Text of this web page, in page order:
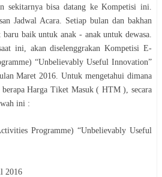
sekitarnya bisa datang keKompetisi ini.
Jadwal Acara. Setiap bulan dan bakhan
baik untuk anak - anak untuk dewasa.
ini, akan diselenggrakanKompetisi E-
“Unbelievably Useful Innovation”
Maret 2016 . Untuk mengetahui dimana
Harga Tiket Masuk ( HTM ), secara
ini :
Programme) “Unbelievably Useful
2016